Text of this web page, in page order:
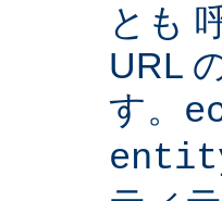
とも
URL
す。